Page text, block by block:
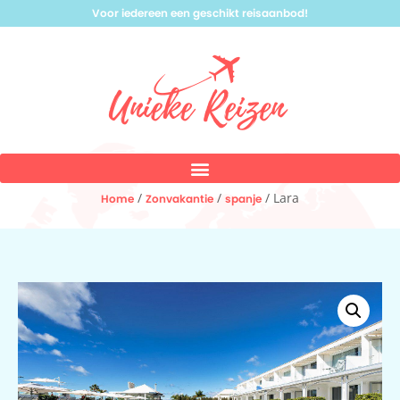
Voor iedereen een geschikt reisaanbod!
Home / Zonvakantie / spanje / Lara